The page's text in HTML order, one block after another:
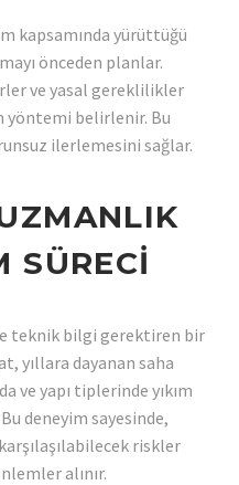
kapsamında yürüttüğü
önceden planlar.
ve yasal gereklilikler
yöntemi belirlenir. Bu
ilerlemesini sağlar.
SÜRECI
teknik bilgi gerektiren bir
yıllara dayanan saha
ve yapı tiplerinde yıkım
deneyim sayesinde,
riskler
alınır.